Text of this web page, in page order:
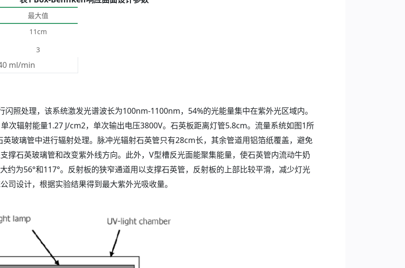
最大值
11cm
3
ml/min
照处理，该系统激发光谱波长为100nm-1100nm，54%的光能量集中在紫外光区域内。
次辐射能量1.27 J/cm2，单次输出电压3800V。石英板距离灯管5.8cm。流量系统如图1所
玻璃管中进行辐射处理。脉冲光辐射石英管只有28cm长，其余管道用铝箔纸覆盖，避免
撑石英玻璃管和改变紫外线方向。此外，V型槽反光面能聚集能量，使石英管内流动牛奶
约为56°和117°。反射板的狭窄通道用以支撑石英管，反射板的上部比较平滑，减少灯光
司设计，根据实验结果得到最大紫外光吸收量。